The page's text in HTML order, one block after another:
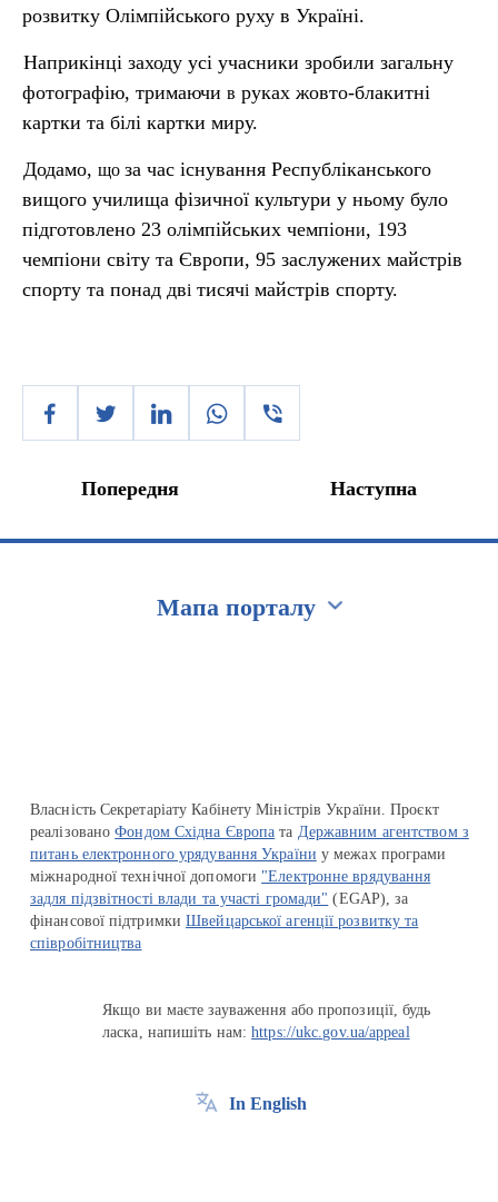
розвитку Олімпійського руху в Україні.
Наприкінці заходу усі учасники зробили загальну
фотографію, тримаючи в руках жовто-блакитні
картки та білі картки миру.
Додамо, що за час існування Республіканського
вищого училища фізичної культури у ньому було
підготовлено 23 олімпійських чемпіони, 193
чемпіони світу та Європи, 95 заслужених майстрів
спорту та понад дві тисячі майстрів спорту.
Попередня Наступна
Мапа порталу
Власність Секретаріату Кабінету Міністрів України. Проєкт
реалізованоФондом Східна Європа та Державним агентством з
питань електронного урядування України у межах програми
міжнародної технічної допомоги "Електронне врядування
задля підзвітності влади та участі громади" (EGAP), за
фінансової підтримкиШвейцарської агенції розвитку та
співробітництва
Якщо ви маєте зауваження або пропозиції, будь
ласка, напишіть нам:https://ukc.gov.ua/appeal
In English